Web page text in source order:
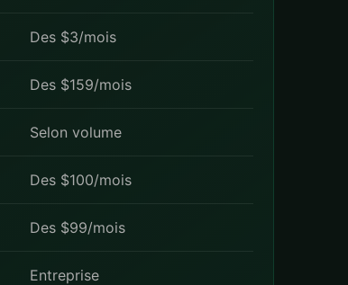
Des $3/mois
Des $159/mois
Selon volume
Des $100/mois
Des $99/mois
Entreprise